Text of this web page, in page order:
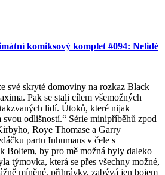
komiksový komplet #094: Nelidé
své skryté domoviny na rozkaz Black
Pak se stali cílem všemožných
lidí. Útoků, které nijak
odlišností.“ Série minipříběhů zpod
Roye Thomase a Garry
partu Inhumans v čele s
Boltem, by pro mě možná byly daleko
týmovka, která se přes všechny možné,
míněné, přihrávky, zabývá jen bojem